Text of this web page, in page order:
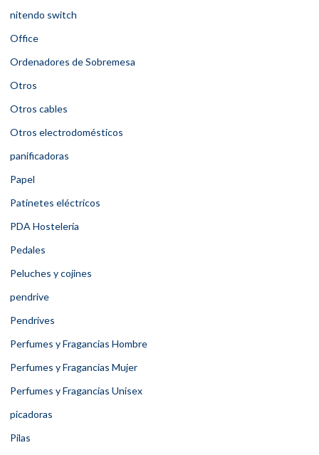
nitendo switch
Office
Ordenadores de Sobremesa
Otros
Otros cables
Otros electrodomésticos
panificadoras
Papel
Patinetes eléctricos
PDA Hostelería
Pedales
Peluches y cojines
pendrive
Pendrives
Perfumes y Fragancias Hombre
Perfumes y Fragancias Mujer
Perfumes y Fragancias Unisex
picadoras
Pilas